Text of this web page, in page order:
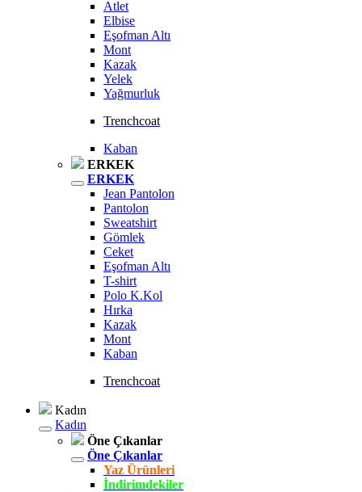
Atlet
Elbise
Eşofman Altı
Mont
Kazak
Yelek
Yağmurluk
Trenchcoat
Kaban
ERKEK
ERKEK
Jean Pantolon
Pantolon
Sweatshirt
Gömlek
Ceket
Eşofman Altı
T-shirt
Polo K.Kol
Hırka
Kazak
Mont
Kaban
Trenchcoat
Kadın
Kadın
Öne Çıkanlar
Öne Çıkanlar
Yaz Ürünleri
İndirimdekiler